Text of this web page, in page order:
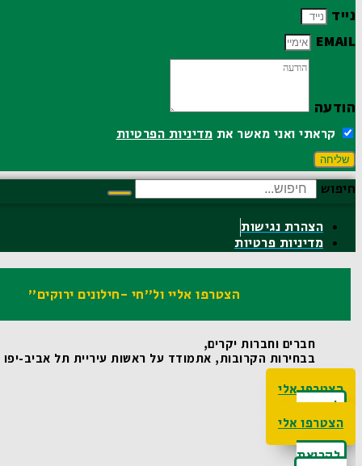
נייד
EMAIL
הודעה
קראתי ואני מאשר אתמדיניות הפרטיות
שליחה
חיפוש
הצהרת נגישות
מדיניות פרטיות
הצטרפו אליי ול"חי -חילונים ירוקים"
חברים וחברות יקרים,
בבחירות הקרובות, אתמודד על ראשות עיריית תל אביב-יפו
הצטרפו אלי
לקריאת
האג'נדה
הצטרפו אלי
לקריאת